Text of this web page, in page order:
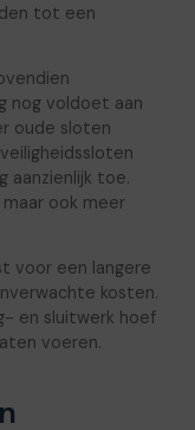
tot een
nog voldoet aan
oude sloten
aanzienlijk toe.
ook meer
voor een langere
kosten.
en sluitwerk hoef
voeren.